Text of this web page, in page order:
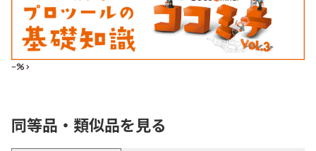
--%>
同等品・類似品を見る